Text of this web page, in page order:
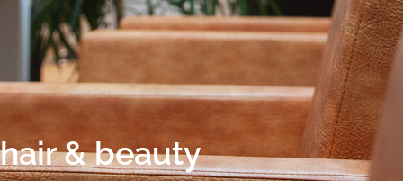
hair & beauty